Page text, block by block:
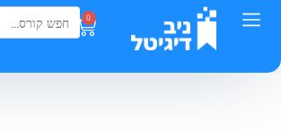
0
Search
for:
Button